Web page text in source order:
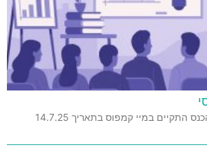
התקיים במיי קמפוס בתאריך 14.7.25